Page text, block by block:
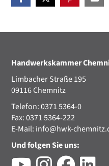
Handwerkskammer
Limbacher Straße 195
09116 Chemnitz
Telefon: 0371 5364-0
Fax: 0371 5364-222
E-Mail: info@hwk-
Und folgen Sie uns: